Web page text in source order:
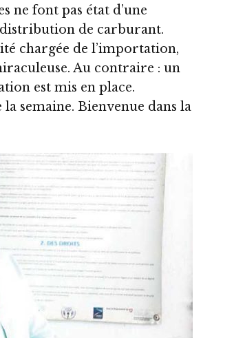
ne font pas état d’une
de carburant.
chargée de l’importation,
Au contraire : un
est mis en place.
semaine. Bienvenue dans la